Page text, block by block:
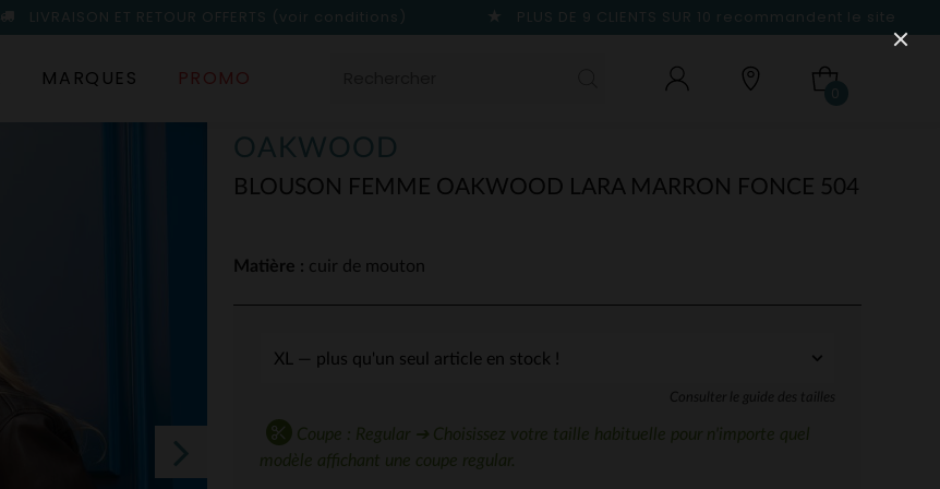
LIVRAISON ET RETOUR OFFERTS (voir conditions) PLUS DE 9 CLIENTS SUR 10 recommandent le site
MARQUES PROMO
0
OAKWOOD
BLOUSON FEMME OAKWOOD LARA MARRON FONCE 504
Matière : cuir de mouton
Consulter le guide des tailles
Coupe : Regular ➔ Choisissez votre taille habituelle pour n'importe quel
modèle affichant une coupe regular.